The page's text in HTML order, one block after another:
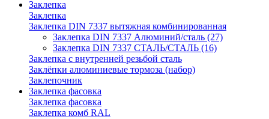
Заклепка
Заклепка
Заклепка DIN 7337 вытяжная комбинированная
Заклепка DIN 7337 Алюминий/сталь (27)
Заклепка DIN 7337 СТАЛЬ/СТАЛЬ (16)
Заклепка с внутренней резьбой сталь
Заклёпки алюминиевые тормоза (набор)
Заклепочник
Заклепка фасовка
Заклепка фасовка
Заклепка комб RAL